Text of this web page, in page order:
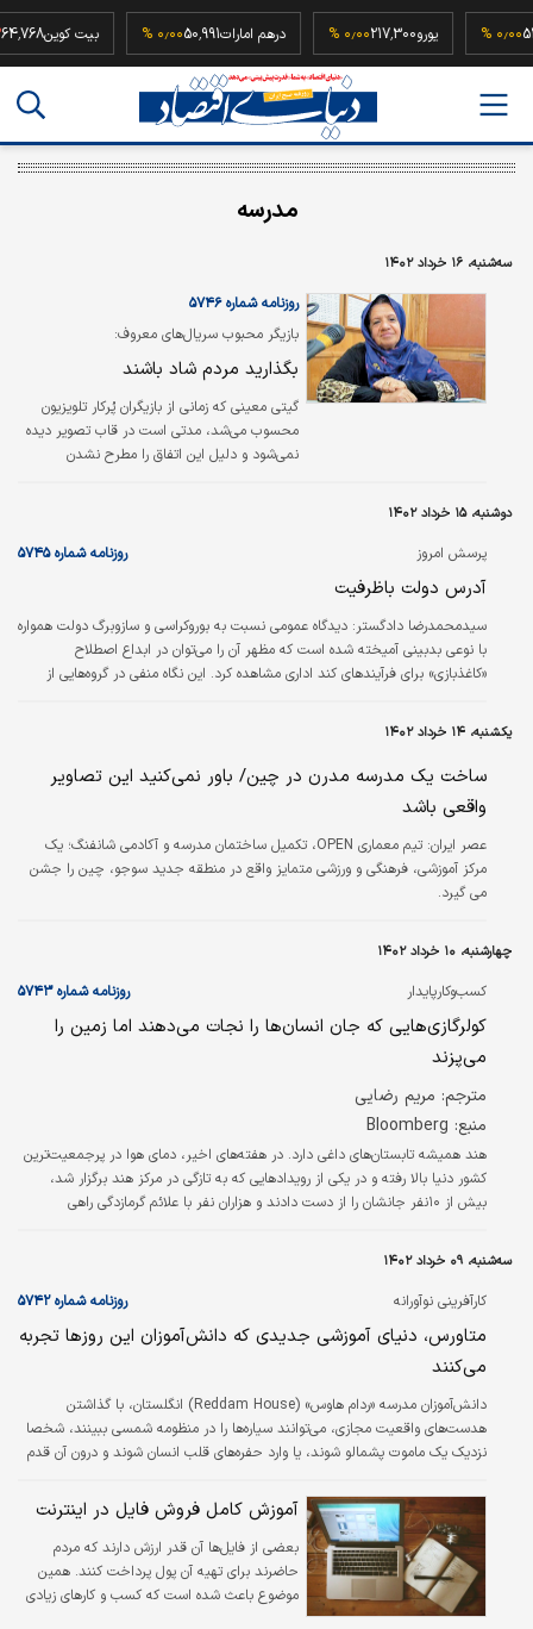
یورو217,300 درهم امارات50,991 بیت کوین
مدرسه
سه‌شنبه، ۱۶ خرداد ۱۴۰۲
بازیگر محبوب سریال‌های معروف:
روزنامه شماره ۵۷۴۶
بگذارید مردم شاد باشند
گیتی معینی که زمانی از بازیگران پُرکار تلویزیون
محسوب می‌شد، مدتی است در قاب تصویر دیده
نمی‌شود و دلیل این اتفاق را مطرح نشدن
دوشنبه، ۱۵ خرداد ۱۴۰۲
پرسش امروز روزنامه شماره ۵۷۴۵
آدرس دولت باظرفیت
سیدمحمدرضا دادگستر: دیدگاه عمومی نسبت به بوروکراسی و ‌سازوبرگ دولت همواره
با نوعی بدبینی آمیخته شده است که مظهر آن را می‌توان در ابداع اصطلاح
«کاغذبازی» برای فرآیندهای کند اداری مشاهده کرد. این نگاه منفی در گروه‌هایی از
پررنگ‌تر است. غالبا مداخله دولت معنایی مترادف با دورشدن از گردش بهینه
سرمایه، اولویت‌یافتن ملاحظات حکومتی بر دغدغه‌های جامعه و ضعف شهروندان در
مشارکت در حکمرانی دارد. اما از سوی دیگر دستورکار توسعه در جهان در طول یک
دهه گذشته…
یکشنبه، ۱۴ خرداد ۱۴۰۲
ساخت یک مدرسه مدرن در چین/ باور نمی‌کنید این تصاویر
واقعی باشد
عصر ایران:
تیم معماری OPEN، تکمیل ساختمان مدرسه و آکادمی شانفنگ؛ یک
مرکز آموزشی، فرهنگی و ورزشی متمایز واقع در منطقه جدید سوجو، چین را جشن
می گیرد.
چهارشنبه، ۱۰ خرداد ۱۴۰۲
کسب‌و‌کارپایدار روزنامه شماره ۵۷۴۳
کولرگازی‌‌‌هایی که جان انسان‌‌‌ها را نجات می‌دهند اما زمین را
می‌‌‌پزند
مترجم: مریم رضایی
منبع: Bloomberg
هند همیشه تابستان‌‌‌های داغی دارد. در هفته‌‌‌های اخیر، دمای هوا در پرجمعیت‌‌‌ترین
کشور دنیا بالا رفته و در یکی از رویدادهایی که به تازگی در مرکز هند برگزار شد،
بیش از ۱۰نفر جانشان را از دست دادند و هزاران نفر با علائم گرمازدگی راهی
رفتن است: دو هفته پیش، دمای هوا در دشت‌‌‌های شمالی هند به ۴۵ درجه رسید.
سه‌شنبه، ۰۹ خرداد ۱۴۰۲
کارآفرینی نوآورانه روزنامه شماره ۵۷۴۲
متاورس، دنیای آموزشی جدیدی که دانش‌‌‌آموزان این روزها تجربه
می‌کنند
دانش‌‌‌آموزان مدرسه «ردام هاوس» (Reddam House) انگلستان، با گذاشتن
هدست‌‌‌های واقعیت مجازی، می‌توانند سیاره‌‌‌ها را در منظومه شمسی ببینند، شخصا
نزدیک یک ماموت پشمالو شوند، یا وارد حفره‌‌‌های قلب انسان شوند و درون آن قدم
کنند، یا به گذشته سفر کنند و جنگ جهانی دوم را ببینند.آموزش کامل فروش فایل در اینترنت
بعضی از فایل‌ها آن قدر ارزش دارند که مردم
حاضرند برای تهیه آن پول پرداخت کنند. همین
موضوع باعث شده است که کسب و کارهای زیادی